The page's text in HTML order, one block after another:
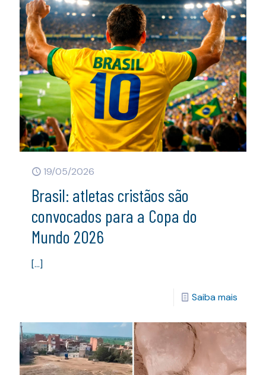
19/05/2026
Brasil: atletas cristãos são
convocados para a Copa do
Mundo 2026
[…]
Saiba mais